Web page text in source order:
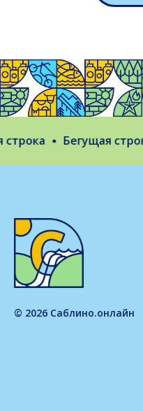
Бегущая строка
© 2026 Саблино.онлайн